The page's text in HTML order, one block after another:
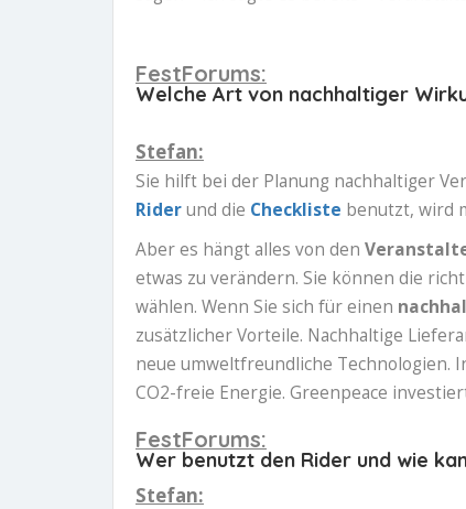
FestForums:
Welche Art von nachhaltiger
Stefan:
Sie hilft bei der Planung nachhaltiger
Riderund die Checkliste benutzt, wird
Aber es hängt alles von den
etwas zu verändern. Sie können die
wählen. Wenn Sie sich für einen
zusätzlicher Vorteile. Nachhaltige
neue umweltfreundliche Technologien.
CO2-freie Energie. Greenpeace
FestForums:
Wer benutzt den Rider und wie
Stefan: